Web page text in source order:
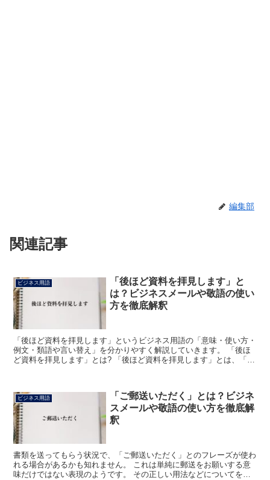
編集部
関連記事
ビジネス用語
「後ほど資料を拝見します」と
は？ビジネスメールや敬語の使い
方を徹底解釈
「後ほど資料を拝見します」というビジネス用語の「意味・使い方・
例文・類語や言い替え」を分かりやすく解説していきます。 「後ほ
ど資料を拝見します」とは? 「後ほど資料を拝見します」とは、「後
ビジネス用語
「ご郵送いただく」とは？ビジネ
スメールや敬語の使い方を徹底解
釈
書類を送ってもらう状況で、「ご郵送いただく」とのフレーズが使わ
れる場合があるかも知れません。 これは単純に郵送をお願いする意
味だけではない表現のようです。 その正しい用法などについてを考